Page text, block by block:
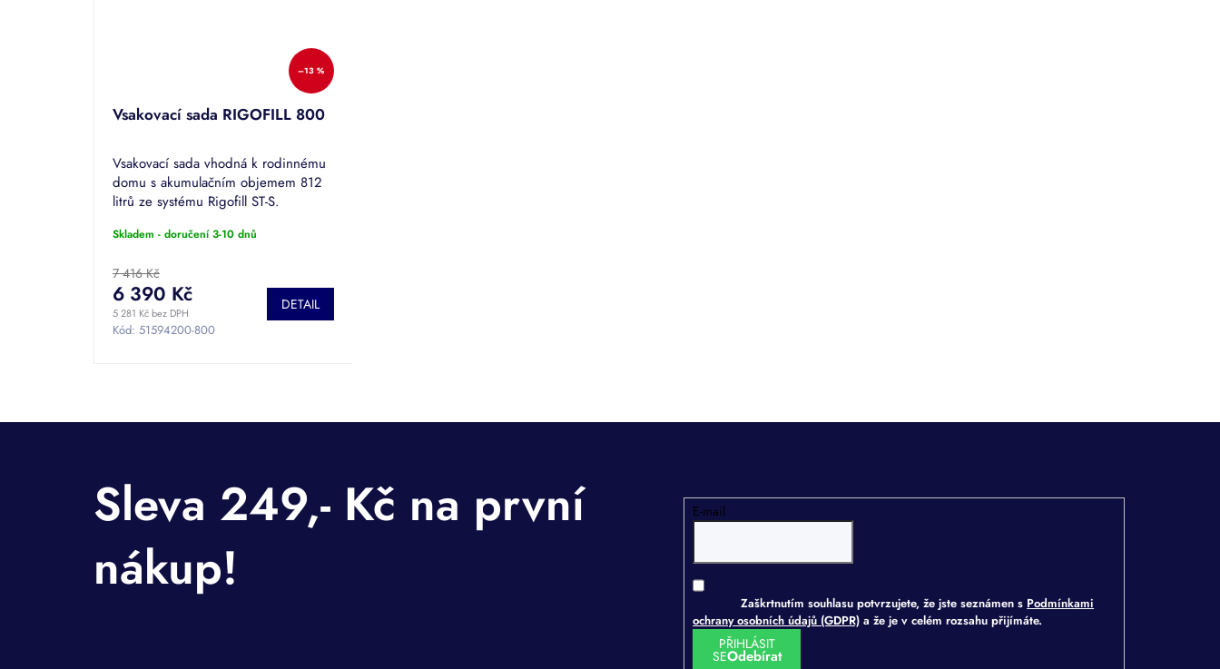
–13 %
Vsakovací sada RIGOFILL 800
Vsakovací sada vhodná k rodinnému
domu s akumulačním objemem 812
litrů ze systému Rigofill ST-S.
Skladem - doručení 3-10 dnů
7 416 Kč
5 281 Kč bez DPH
6 390 Kč DETAIL
Kód: 51594200-800
E-mail
Zaškrtnutím souhlasu potvrzujete, že jste seznámen s Podmínkami
ochrany osobních údajů (GDPR) a že je v celém rozsahu přijímáte.
PŘIHLÁSIT
SE